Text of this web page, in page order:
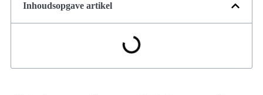
Inhoudsopgave artikel